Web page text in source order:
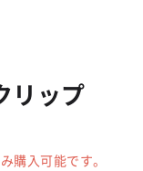
リップ
購入可能です。